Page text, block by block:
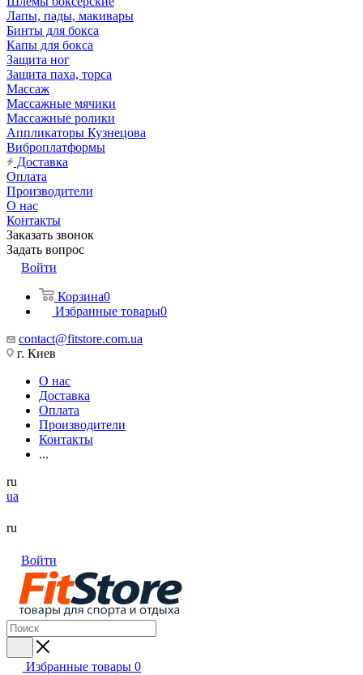
Лапы, пады, макивары
Бинты для бокса
Капы для бокса
Защита ног
Защита паха, торса
Массаж
Массажные мячики
Массажные ролики
Аппликаторы Кузнецова
Виброплатформы
Доставка
Оплата
Производители
О нас
Контакты
Заказать звонок
Задать вопрос
Войти
Корзина0
Избранные товары0
contact@fitstore.com.ua
г. Киев
О нас
Доставка
Оплата
Производители
Контакты
...
ru
ua
ru
Войти
Избранные товары 0